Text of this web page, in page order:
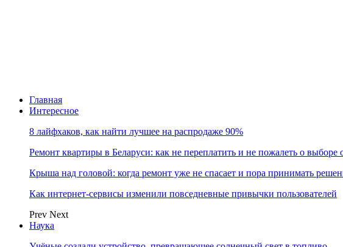
Главная
Интересное
8 лайфхаков, как найти лучшее на распродаже 90%
Ремонт квартиры в Беларуси: как не переплатить и не пожалеть о выборе
Крыша над головой: когда ремонт уже не спасает и пора принимать
Как интернет-сервисы изменили повседневные привычки пользователей
Prev Next
Наука